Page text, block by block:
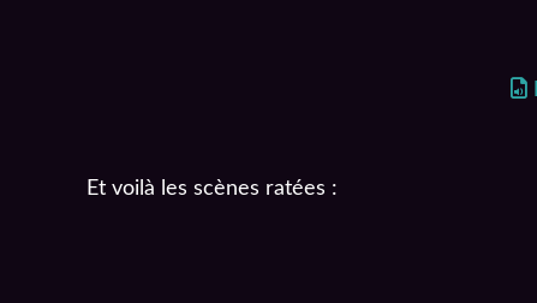
Et voilà les scènes ratées :